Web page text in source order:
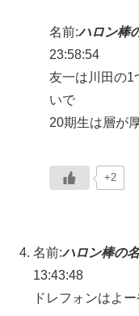
名前:ハロン棒
23:58:54
友一は川田の1
いで
20期生は層が
+2
名前:ハロン棒の
13:43:48
ドレフォンはよ